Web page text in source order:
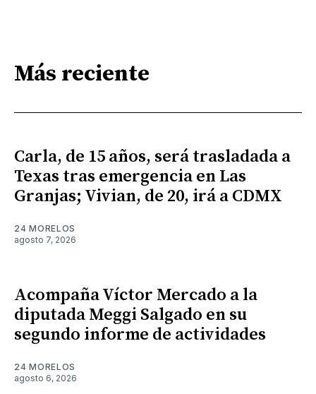
Más reciente
Carla, de 15 años, será trasladada a
Texas tras emergencia en Las
Granjas; Vivian, de 20, irá a CDMX
24 MORELOS
agosto 7, 2026
Acompaña Víctor Mercado a la
diputada Meggi Salgado en su
segundo informe de actividades
24 MORELOS
agosto 6, 2026